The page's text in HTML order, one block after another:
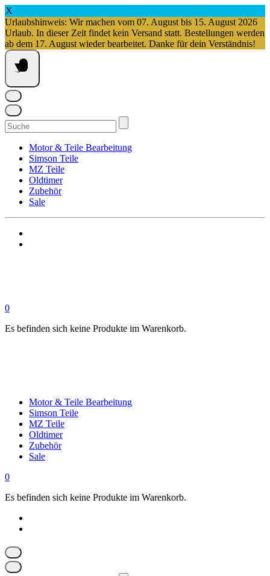
X
Urlaubshinweis: Wir machen vom 07. August bis 15. August 2026
Urlaub. In dieser Zeit findet kein Versand statt. Bestellungen werden
ab dem 17. August wieder bearbeitet. Danke für dein Verständnis!
Springe
zum
Inhalt
Suchen
nach:
Motor & Teile Bearbeitung
Simson Teile
MZ Teile
Oldtimer
Zubehör
Sale
0
Es befinden sich keine Produkte im Warenkorb.
Motor & Teile Bearbeitung
Simson Teile
MZ Teile
Oldtimer
Zubehör
Sale
0
Es befinden sich keine Produkte im Warenkorb.